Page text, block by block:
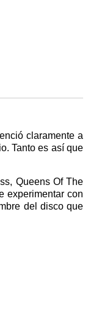
claramente a
Tanto es así que
Queens Of The
experimentar con
del disco que